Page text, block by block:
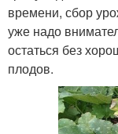
времени, сбор
уже надо
остаться без
плодов.